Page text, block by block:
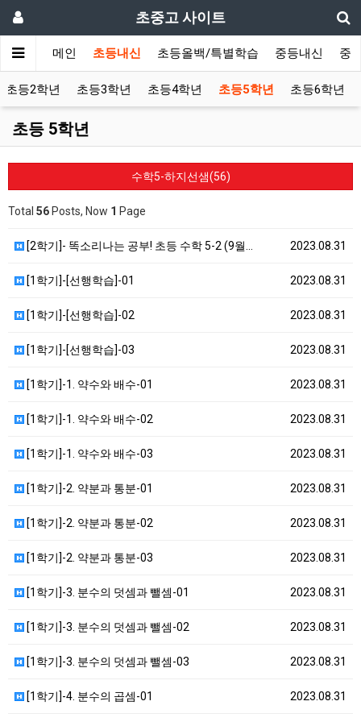
초중고 사이트
메인 초등내신 초등올백/특별학습 중등내신 중
초등2학년 초등3학년 초등4학년 초등5학년 초등6학년
초등 5학년
수학5-하지선샘(56)
Total 56 Posts, Now 1 Page
2023.08.31
[2학기]- 똑소리나는 공부! 초등 수학 5-2 (9월…
2023.08.31
[1학기]-[선행학습]-01
2023.08.31
[1학기]-[선행학습]-02
2023.08.31
[1학기]-[선행학습]-03
2023.08.31
[1학기]-1. 약수와 배수-01
2023.08.31
[1학기]-1. 약수와 배수-02
2023.08.31
[1학기]-1. 약수와 배수-03
2023.08.31
[1학기]-2. 약분과 통분-01
2023.08.31
[1학기]-2. 약분과 통분-02
2023.08.31
[1학기]-2. 약분과 통분-03
2023.08.31
[1학기]-3. 분수의 덧셈과 뺄셈-01
2023.08.31
[1학기]-3. 분수의 덧셈과 뺄셈-02
2023.08.31
[1학기]-3. 분수의 덧셈과 뺄셈-03
2023.08.31
[1학기]-4. 분수의 곱셈-01